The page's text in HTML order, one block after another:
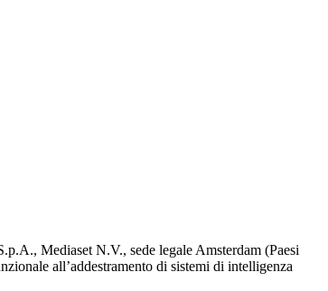
Mediaset N.V., sede legale Amsterdam (Paesi
all’addestramento di sistemi di intelligenza